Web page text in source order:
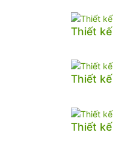
Thiết kế
Thiết kế
Thiết kế